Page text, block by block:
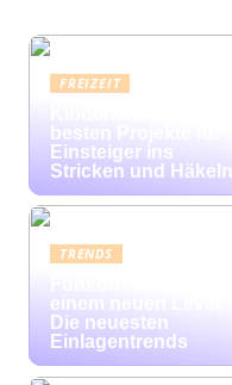
FREIZEIT
besten Projekte für
Einsteiger ins
Stricken und Häkeln
TRENDS
einem neuen Level:
Die neuesten
Einlagentrends